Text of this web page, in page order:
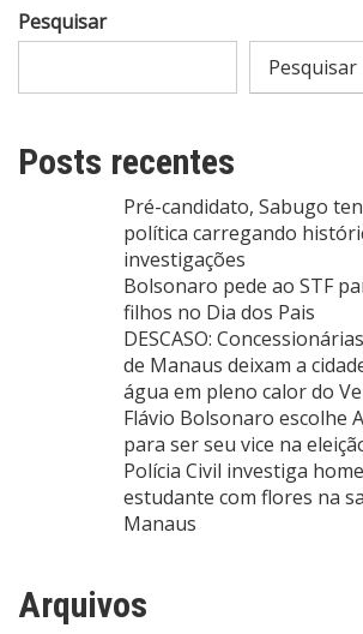
Pesquisar
Pesquisar
Posts recentes
Pré-candidato, Sabugo
política carregando
investigações
Bolsonaro pede ao STF
filhos no Dia dos Pais
DESCASO:
de Manaus deixam a
água em pleno calor do
Flávio Bolsonaro escolhe
para ser seu vice na
Polícia Civil investiga
estudante com flores na
Manaus
Arquivos